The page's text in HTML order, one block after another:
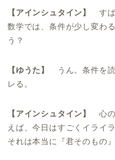
【アインシュタイン】 す
数学では、条件が少し変わ
う？
【ゆうた】
うん。条件を
レる。
【アインシュタイン】 心
えば、今日はすごくイライ
それは本当に『君そのもの